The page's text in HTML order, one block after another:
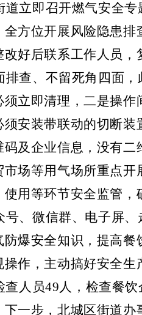
道立即召开燃气安全
方位开展风险隐患
好后联系工作人员，
排查、不留死角四面
立即清理，二是操
安装带联动的切断
及企业信息，没有
场等用气场所重点
用等环节安全监管，
号、微信群、电子屏
爆安全知识，提高
作，主动搞好安全生
人员49人，检查餐
一步，北城区街道